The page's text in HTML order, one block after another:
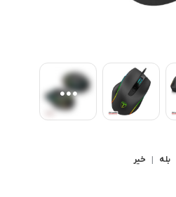
بله | خیر